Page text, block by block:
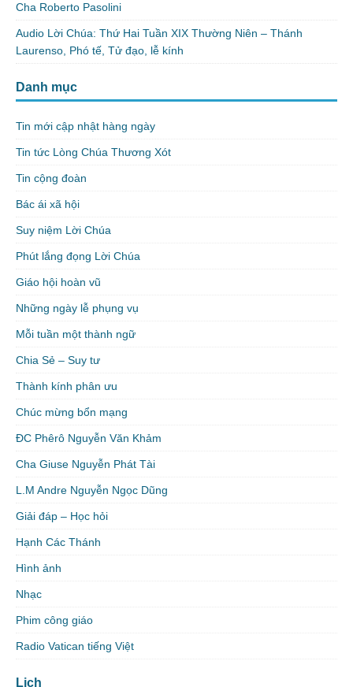
Cha Roberto Pasolini
Audio Lời Chúa: Thứ Hai Tuần XIX Thường Niên – Thánh
Laurenso, Phó tế, Tử đạo, lễ kính
Danh mục
Tin mới cập nhật hàng ngày
Tin tức Lòng Chúa Thương Xót
Tin cộng đoàn
Bác ái xã hội
Suy niệm Lời Chúa
Phút lắng đọng Lời Chúa
Giáo hội hoàn vũ
Những ngày lễ phụng vụ
Mỗi tuần một thành ngữ
Chia Sẻ – Suy tư
Thành kính phân ưu
Chúc mừng bổn mạng
ĐC Phêrô Nguyễn Văn Khảm
Cha Giuse Nguyễn Phát Tài
L.M Andre Nguyễn Ngọc Dũng
Giải đáp – Học hỏi
Hạnh Các Thánh
Hình ảnh
Nhạc
Phim công giáo
Radio Vatican tiếng Việt
Lịch